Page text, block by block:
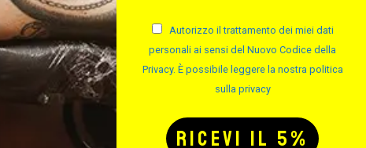
Autorizzo il trattamento dei miei dati
personali ai sensi del Nuovo Codice della
Privacy. È possibile leggere la nostra politica
sulla privacy